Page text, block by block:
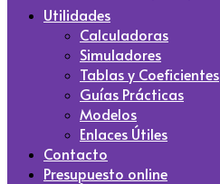
Utilidades
Calculadoras
Simuladores
Tablas y Coeficientes
Guías Prácticas
Modelos
Enlaces Útiles
Contacto
Presupuesto online